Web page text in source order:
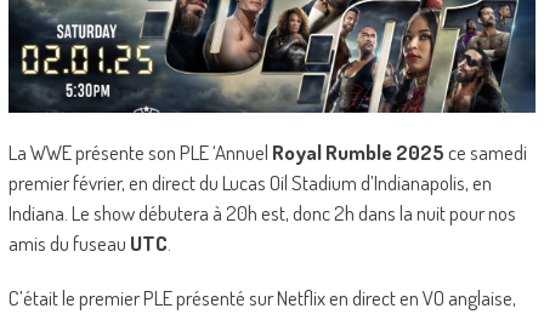
La WWE présente son PLE ‘Annuel Royal Rumble 2025ce samedi
premier février, en direct du Lucas Oil Stadium d’Indianapolis, en
Indiana. Le show débutera à 20h est, donc 2h dans la nuit pour nos
amis du fuseau UTC.
C’était le premier PLE présenté sur Netflix en direct en VO anglaise,